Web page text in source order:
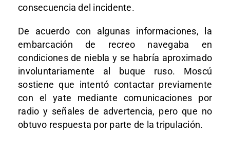
consecuencia del incidente.
De acuerdo con algunas informaciones, la
embarcación de recreo navegaba en
condiciones de niebla y se habría aproximado
involuntariamente al buque ruso. Moscú
sostiene que intentó contactar previamente
con el yate mediante comunicaciones por
radio y señales de advertencia, pero que no
obtuvo respuesta por parte de la tripulación.